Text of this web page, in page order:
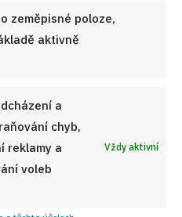
zeměpisné poloze,
aktivně
a
chyb,
reklamy a
voleb
Vždy aktivní
údajů